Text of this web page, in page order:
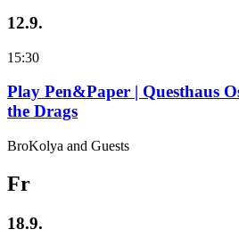
12.9.
15:30
Play Pen&Paper | Questhaus
the Drags
BroKolya and Guests
Fr
18.9.